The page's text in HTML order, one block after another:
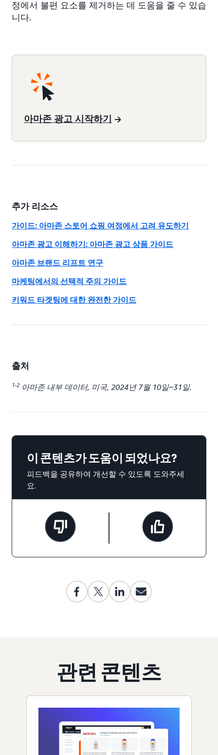
정에서 불편 요소를 제거하는 데 도움을 줄 수 있습
니다.
아마존 광고 시작하기
추가 리소스
가이드: 아마존 스토어 쇼핑 여정에서 고려 유도하기
아마존 광고 이해하기: 아마존 광고 상품 가이드
아마존 브랜드 리프트 연구
마케팅에서의 선택적 주의 가이드
키워드 타겟팅에 대한 완전한 가이드
출처
1-2 아마존 내부 데이터, 미국, 2024년 7월 10일~31일.
이 콘텐츠가 도움이 되었나요?
피드백을 공유하여 개선할 수 있도록 도와주세
요.
관련 콘텐츠